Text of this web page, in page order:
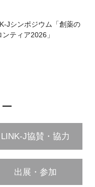
Jシンポジウム「創薬の
ンティア2026」
LINK-J協賛・協力
出展・参加